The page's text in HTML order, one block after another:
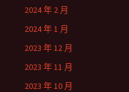
2024 年 2 月
2024 年 1 月
2023 年 12 月
2023 年 11 月
2023 年 10 月